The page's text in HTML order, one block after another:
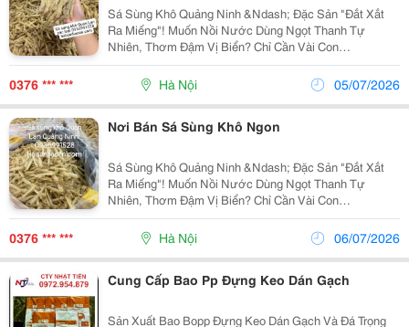
Sá Sùng Khô Quảng Ninh &Ndash; Đặc Sản "Đắt Xắt
Ra Miếng"! Muốn Nồi Nước Dùng Ngọt Thanh Tự
Nhiên, Thơm Đậm Vị Biển? Chỉ Cần Vài Con
#Sá_Sùng_Khô Là Đủ! Sá Sùng Khô Loại 1 Tuyển Chọn
Con To, Mình Dày, Vàng Đẹp Làm Sạch Kỹ, Không Cát,
Không...
0376 *** *** Hà Nội 05/07/2026
Nơi Bán Sá Sùng Khô Ngon
Sá Sùng Khô Quảng Ninh &Ndash; Đặc Sản "Đắt Xắt
Ra Miếng"! Muốn Nồi Nước Dùng Ngọt Thanh Tự
Nhiên, Thơm Đậm Vị Biển? Chỉ Cần Vài Con
#Sá_Sùng_Khô Là Đủ! Sá Sùng Khô Loại 1 Tuyển Chọn
Con To, Mình Dày, Vàng Đẹp Làm Sạch Kỹ, Không Cát,
Không...
0376 *** *** Hà Nội 06/07/2026
Cung Cấp Bao Pp Đựng Keo Dán Gạch
Sản Xuất Bao Bopp Đựng Keo Dán Gạch Và Đá Trọng